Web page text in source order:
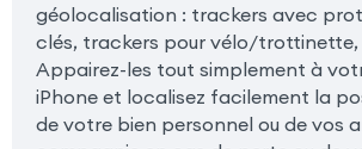
géolocalisation : trackers avec
clés, trackers pour vélo/trottinette,
Appairez-les tout simplement à
iPhone et localisez facilement la
de votre bien personnel ou de vos